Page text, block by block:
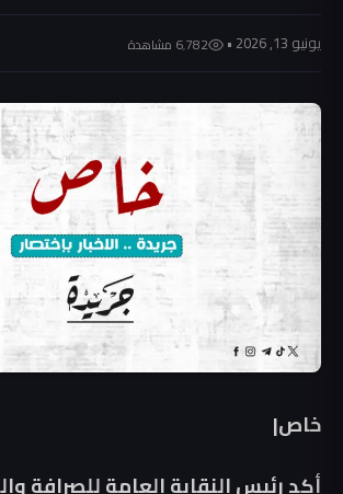
يونيو 13, 2026 • 6٬782 مشاهدة
خاص|
أكد رئيس النقابة العامة للصرافة